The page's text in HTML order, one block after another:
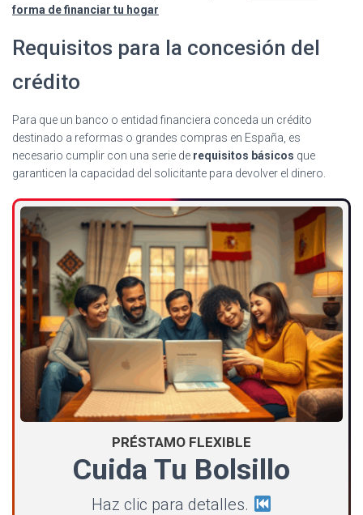
forma de financiar tu hogar
Requisitos para la concesión del
crédito
Para que un banco o entidad financiera conceda un crédito
destinado a reformas o grandes compras en España, es
necesario cumplir con una serie de requisitos básicos que
garanticen la capacidad del solicitante para devolver el dinero.
PRÉSTAMO FLEXIBLE
Cuida Tu Bolsillo
Haz clic para detalles.